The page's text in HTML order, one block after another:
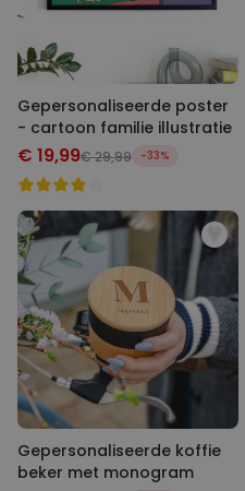
Gepersonaliseerde poster
- cartoon familie illustratie
€ 19,99€ 29,99 -33%
Gepersonaliseerde koffie
beker met monogram